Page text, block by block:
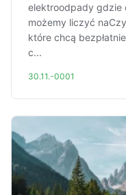
elektroodpady gdzie
możemy liczyć
które chcą
c...
30.11.-0001